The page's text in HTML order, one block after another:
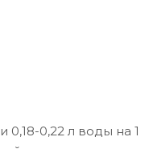
0,22 л воды на 1